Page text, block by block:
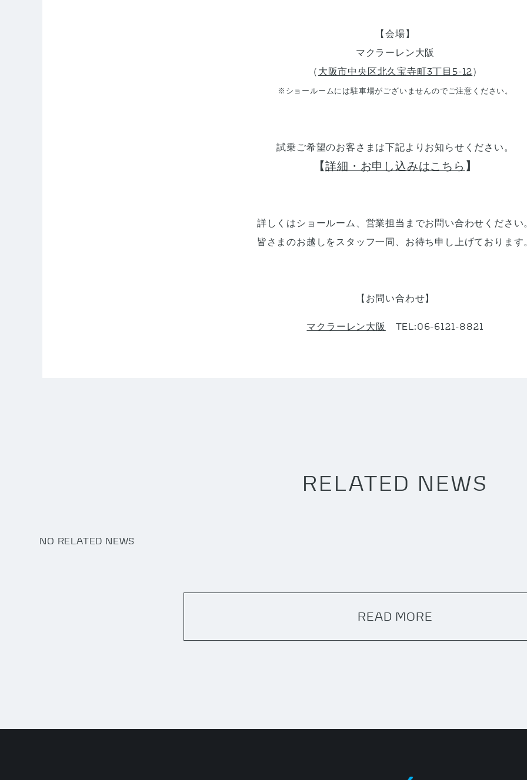
【会場】
マクラーレン大阪
（大阪市中央区北久宝寺町3丁目5-12）
※ショールームには駐車場がございませんのでご注意ください。
試乗ご希望のお客さまは下記よりお知らせください。
【詳細・お申し込みはこちら 】
詳しくはショールーム、営業担当までお問い合わせください
皆さまのお越しをスタッフ一同、お待ち申し上げております
【お問い合わせ】
マクラーレン大阪 TEL:06-6121-8821
RELATED NEWS
NO RELATED NEWS
READ MORE